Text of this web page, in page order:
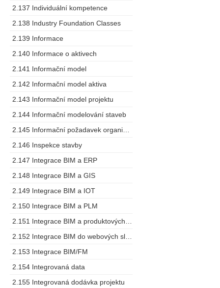
2.137 Individuální kompetence
2.138 Industry Foundation Classes
2.139 Informace
2.140 Informace o aktivech
2.141 Informační model
2.142 Informační model aktiva
2.143 Informační model projektu
2.144 Informační modelování staveb
2.146 Inspekce stavby
2.147 Integrace BIM a ERP
2.148 Integrace BIM a GIS
2.149 Integrace BIM a IOT
2.150 Integrace BIM a PLM
2.153 Integrace BIM/FM
2.154 Integrovaná data
2.155 Integrovaná dodávka projektu